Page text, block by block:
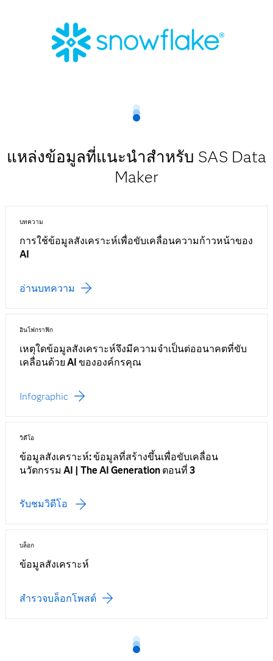
แหล่งข้อมูลที่แนะนำสำหรับ SAS Data
Maker
บทความ
การใช้ข้อมูลสังเคราะห์เพื่อขับเคลื่อนความก้าวหน้าของ
AI
อ่านบทความ
อินโฟกราฟิก
เหตุใดข้อมูลสังเคราะห์จึงมีความจำเป็นต่ออนาคตที่ขับ
เคลื่อนด้วย AI ขององค์กรคุณ
Infographic
วิดีโอ
ข้อมูลสังเคราะห์: ข้อมูลที่สร้างขึ้นเพื่อขับเคลื่อน
นวัตกรรม AI | The AI Generation ตอนที่ 3
รับชมวิดีโอ
บล็อก
ข้อมูลสังเคราะห์
สำรวจบล็อกโพสต์